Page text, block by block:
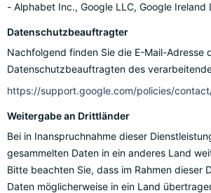
Alphabet Inc., Google LLC, Google Ireland
Datenschutzbeauftragter
Nachfolgend finden Sie die E-Mail-Adresse
Datenschutzbeauftragten des
https://support.google.com/policies/
Weitergabe an Drittländer
Bei in Inanspruchnahme dieser
gesammelten Daten in ein anderes Land
Bitte beachten Sie, dass im Rahmen dieser
Daten möglicherweise in ein Land